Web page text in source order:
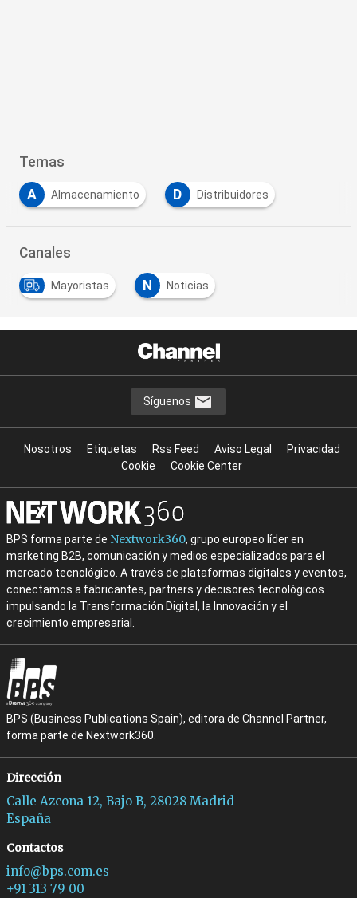
Temas
A Almacenamiento D Distribuidores
Canales
Mayoristas N Noticias
Síguenos
Nosotros Etiquetas Rss Feed Aviso Legal
Privacidad
Cookie
Cookie Center
BPS forma parte de Nextwork360, grupo europeo líder en
marketing B2B, comunicación y medios especializados para el
mercado tecnológico. A través de plataformas digitales y eventos,
conectamos a fabricantes, partners y decisores tecnológicos
impulsando la Transformación Digital, la Innovación y el
crecimiento empresarial.
BPS (Business Publications Spain), editora de Channel Partner,
forma parte de Nextwork360.
Dirección
Calle Azcona 12, Bajo B, 28028 Madrid
España
Contactos
info@bps.com.es
+91 313 79 00